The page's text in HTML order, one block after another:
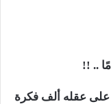
.. !!
على عقله ألف فكرة